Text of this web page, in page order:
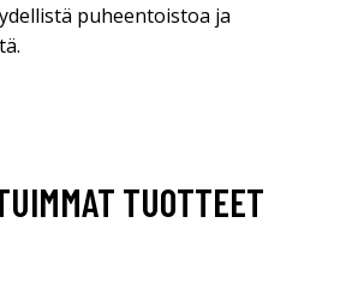
puheentoistoa ja
TUOTTEET